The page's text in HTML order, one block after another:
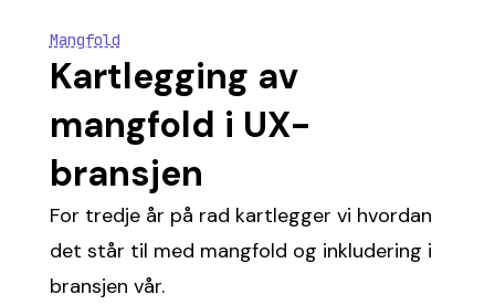
Mangfold
Kartlegging av
mangfold i UX-
bransjen
For tredje år på rad kartlegger vi hvordan
det står til med mangfold og inkludering i
bransjen vår.